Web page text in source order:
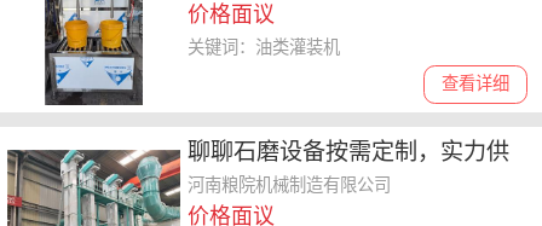
价格面议
查看详细
关键词：油类灌装机
聊聊石磨设备按需定制，实力供
应商价格与口碑哪个更重要
河南粮院机械制造有限公司
价格面议